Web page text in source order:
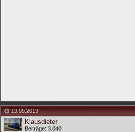
19.09.2019
Klausdieter
Beiträge: 3.040